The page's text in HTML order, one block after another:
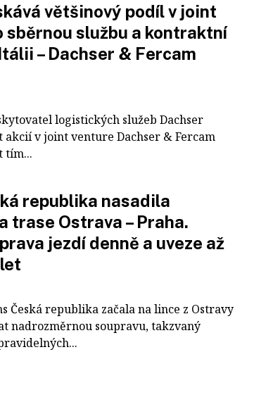
většinový podíl v joint
sběrnou službu a kontraktní
– Dachser & Fercam
logistických služeb Dachser
akcií v joint venture Dachser & Fercam
tím...
republika nasadila
trase Ostrava – Praha.
jezdí denně a uveze až
Česká republika začala na lince z Ostravy
nadrozměrnou soupravu, takzvaný